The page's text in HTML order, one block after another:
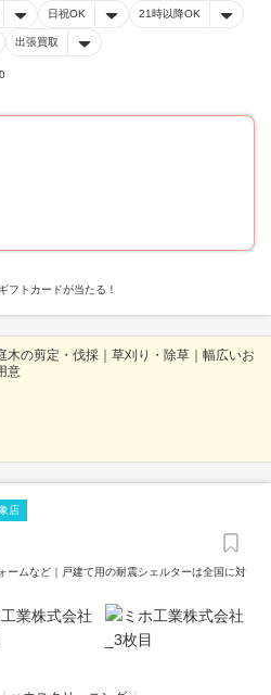
日祝OK 21時以降OK
出張買取
フトカードが当たる！
木の剪定・伐採｜草刈り・除草｜幅広いお
意
店
ームなど｜戸建て用の耐震シェルターは全国に対